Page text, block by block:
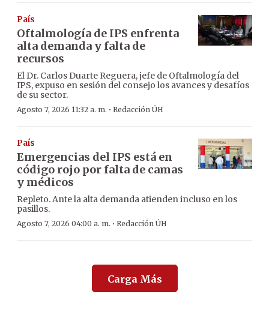
País
Oftalmología de IPS enfrenta
alta demanda y falta de
recursos
El Dr. Carlos Duarte Reguera, jefe de Oftalmología del
IPS, expuso en sesión del consejo los avances y desafíos
de su sector.
Agosto 7, 2026 11:32 a. m. · Redacción ÚH
País
Emergencias del IPS está en
código rojo por falta de camas
y médicos
Repleto. Ante la alta demanda atienden incluso en los
pasillos.
Agosto 7, 2026 04:00 a. m. · Redacción ÚH
Carga Más